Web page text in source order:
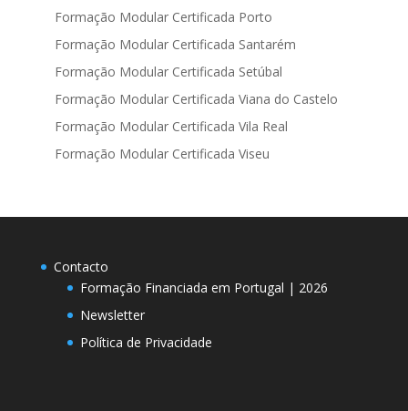
Formação Modular Certificada Porto
Formação Modular Certificada Santarém
Formação Modular Certificada Setúbal
Formação Modular Certificada Viana do Castelo
Formação Modular Certificada Vila Real
Formação Modular Certificada Viseu
Contacto
Formação Financiada em Portugal | 2026
Newsletter
Política de Privacidade